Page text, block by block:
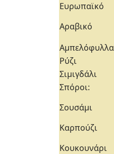
Ευρωπαϊκό
Αραβικό
Αμπελόφυλλα
Ρύζι
Σιμιγδάλι
Σπόροι:
Σουσάμι
Καρπούζι
Κουκουνάρι